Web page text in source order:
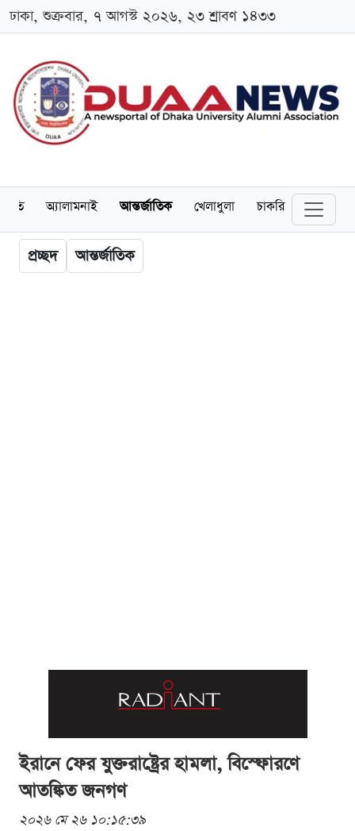
ঢাকা, শুক্রবার, ৭ আগস্ট ২০২৬, ২৩ শ্রাবণ ১৪৩৩
অ্যালামনাই আন্তর্জাতিক খেলাধুলা চাকরি স্কলারশিপ
প্রচ্ছদ আন্তর্জাতিক
ইরানে ফের যুক্তরাষ্ট্রের হামলা, বিস্ফোরণে
আতঙ্কিত জনগণ
২০২৬ মে ২৬ ১০:১৫:৩৯